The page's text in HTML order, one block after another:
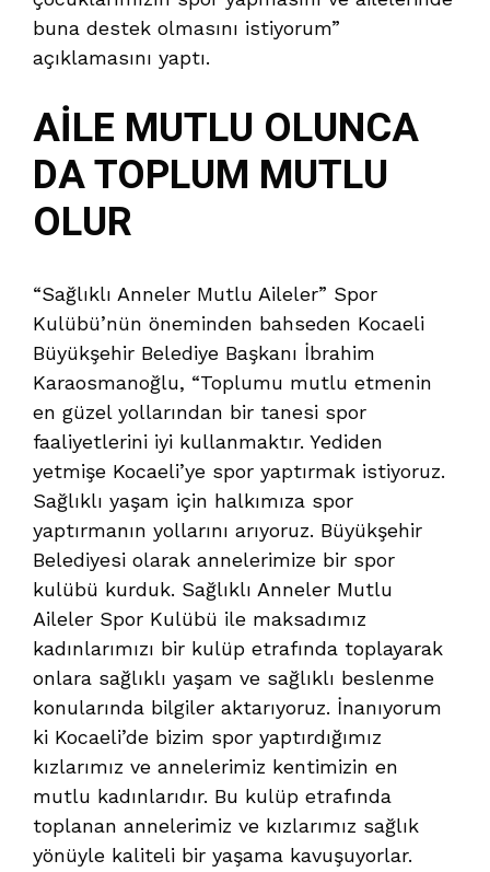
buna destek olmasını istiyorum”
açıklamasını yaptı.
AİLE MUTLU OLUNCA
DA TOPLUM MUTLU
OLUR
“Sağlıklı Anneler Mutlu Aileler” Spor
Kulübü’nün öneminden bahseden Kocaeli
Büyükşehir Belediye Başkanı İbrahim
Karaosmanoğlu, “Toplumu mutlu etmenin
en güzel yollarından bir tanesi spor
faaliyetlerini iyi kullanmaktır. Yediden
yetmişe Kocaeli’ye spor yaptırmak istiyoruz.
Sağlıklı yaşam için halkımıza spor
yaptırmanın yollarını arıyoruz. Büyükşehir
Belediyesi olarak annelerimize bir spor
kulübü kurduk. Sağlıklı Anneler Mutlu
Aileler Spor Kulübü ile maksadımız
kadınlarımızı bir kulüp etrafında toplayarak
onlara sağlıklı yaşam ve sağlıklı beslenme
konularında bilgiler aktarıyoruz. İnanıyorum
ki Kocaeli’de bizim spor yaptırdığımız
kızlarımız ve annelerimiz kentimizin en
mutlu kadınlarıdır. Bu kulüp etrafında
toplanan annelerimiz ve kızlarımız sağlık
yönüyle kaliteli bir yaşama kavuşuyorlar.